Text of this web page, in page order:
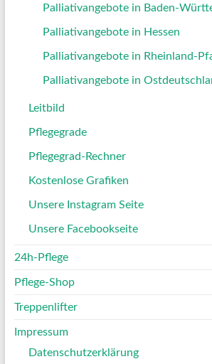
Palliativangebote in Baden-
Palliativangebote in Hessen
Palliativangebote in Rheinland-
Palliativangebote in
Leitbild
Pflegegrade
Pflegegrad-Rechner
Kostenlose Grafiken
Unsere Instagram Seite
Unsere Facebookseite
24h-Pflege
Pflege-Shop
Treppenlifter
Impressum
Datenschutzerklärung